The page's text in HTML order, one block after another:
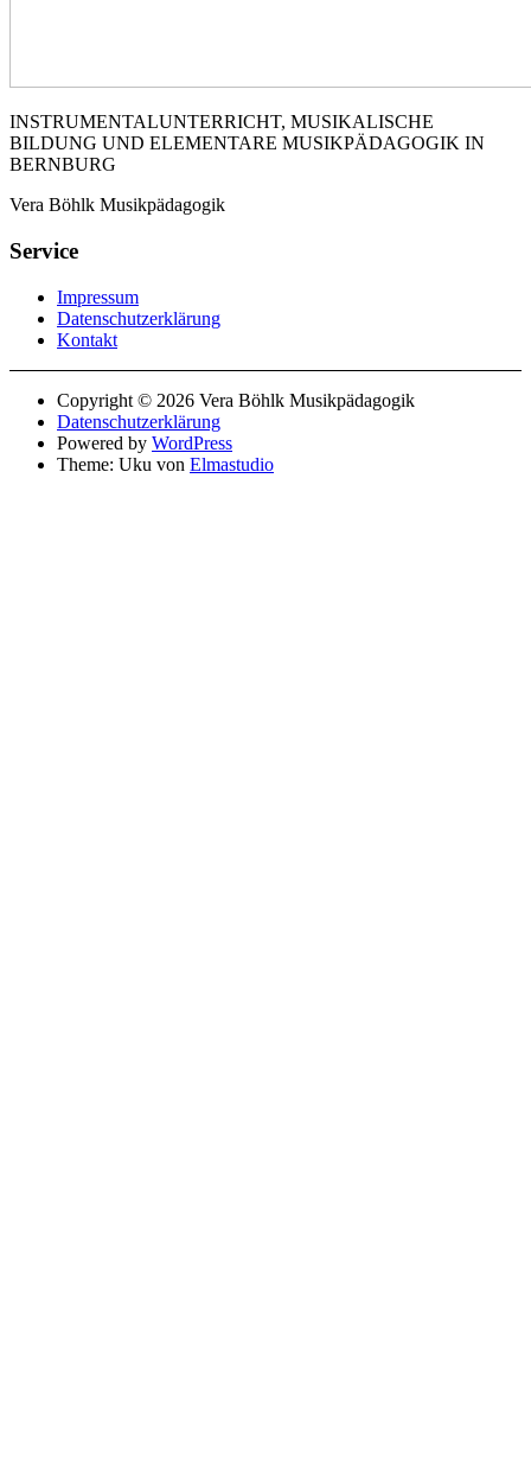
INSTRUMENTALUNTERRICHT, MUSIKALISCHE
BILDUNG UND ELEMENTARE MUSIKPÄDAGOGIK IN
BERNBURG
Vera Böhlk Musikpädagogik
Service
Impressum
Datenschutzerklärung
Kontakt
Copyright © 2026 Vera Böhlk Musikpädagogik
Datenschutzerklärung
Powered by WordPress
Theme: Uku von Elmastudio